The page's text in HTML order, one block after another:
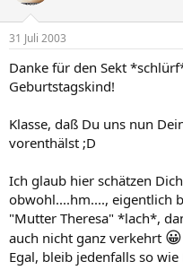
31 Juli 2003
Danke für den Sekt
Geburtstagskind!
Klasse, daß Du uns nun
vorenthälst ;D
Ich glaub hier schätzen
obwohl....hm...., eigentlich
"Mutter Theresa" *lach*,
auch nicht ganz verkehrt 😀
Egal, bleib jedenfalls so wie